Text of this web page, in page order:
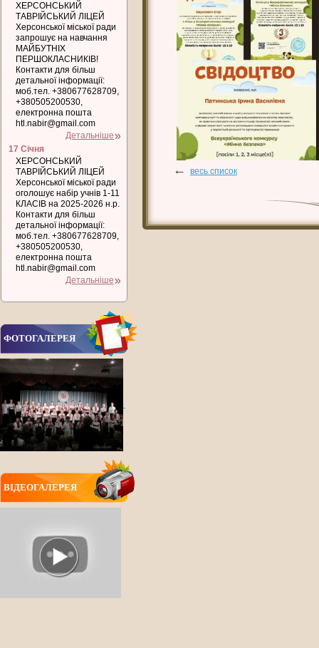
← весь список
ХЕРСОНСЬКИЙ
ТАВРІЙСЬКИЙ ЛІЦЕЙ
Херсонської міської ради
запрошує на навчання
МАЙБУТНІХ
ПЕРШОКЛАСНИКІВ!
Контакти для більш
детальної інформації:
моб.тел. +380677628709,
+380505200530,
електронна пошта
htl.nabir@gmail.com
Детальніше
17 Січня
ХЕРСОНСЬКИЙ
ТАВРІЙСЬКИЙ ЛІЦЕЙ
Херсонської міської ради
оголошує набір учнів 1-11
КЛАСІВ на 2025-2026 н.р.
Контакти для більш
детальної інформації:
моб.тел. +380677628709,
+380505200530,
електронна пошта
htl.nabir@gmail.com
Детальніше
ФОТОГАЛЕРЕЯ
ВIДЕОГАЛЕРЕЯ